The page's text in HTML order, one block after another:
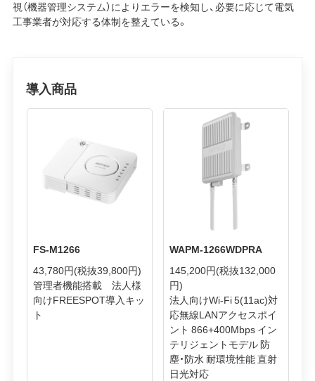
視（機器管理システム）によりエラーを検知し、必要に応じて電気
工事業者が対応する体制を整えている。
導入商品
FS-M1266
43,780円(税抜39,800円)
管理者機能搭載 法人様
向けFREESPOT導入キッ
ト
WAPM-1266WDPRA
145,200円(税抜132,000
円)
法人向けWi-Fi 5(11ac)対
応無線LANアクセスポイ
ント 866+400Mbps イン
テリジェントモデル 防
塵・防水 耐環境性能 直射
日光対応